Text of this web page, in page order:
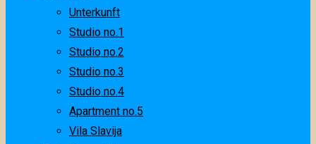
Unterkunft
Studio no.1
Studio no.2
Studio no.3
Studio no.4
Apartment no.5
Vila Slavija